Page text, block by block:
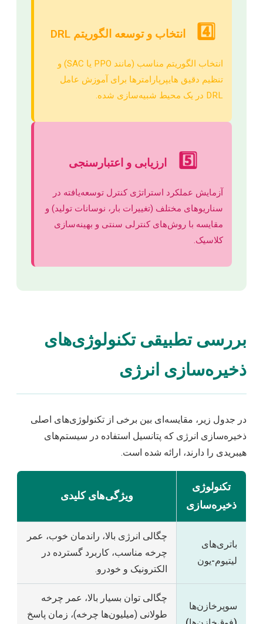
4️⃣ انتخاب و توسعه الگوریتم DRL
انتخاب الگوریتم مناسب (مانند PPO یا SAC) و
تنظیم دقیق هایپرپارامترها برای آموزش عامل
DRL در یک محیط شبیه‌سازی شده.
5️⃣ ارزیابی و اعتبارسنجی
آزمایش عملکرد استراتژی کنترل توسعه‌یافته در
سناریوهای مختلف (تغییرات بار، نوسانات تولید) و
مقایسه با روش‌های کنترلی سنتی و بهینه‌سازی
کلاسیک.
بررسی تطبیقی تکنولوژی‌های
ذخیره‌سازی انرژی
در جدول زیر، مقایسه‌ای بین برخی از تکنولوژی‌های اصلی
ذخیره‌سازی انرژی که پتانسیل استفاده در سیستم‌های
هیبریدی را دارند، ارائه شده است.
تکنولوژی
ذخیره‌سازی
ویژگی‌های کلیدی
باتری‌های
لیتیوم-یون
چگالی انرژی بالا، راندمان خوب، عمر
چرخه مناسب، کاربرد گسترده در
الکترونیک و خودرو.
سوپرخازن‌ها
چگالی توان بسیار بالا، عمر چرخه
طولانی (میلیون‌ها چرخه)، زمان پاسخ